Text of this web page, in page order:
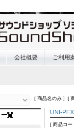
会社概要 ご利用
[ 商品名のみ ] [
UNI-PEX
[ 商品コー